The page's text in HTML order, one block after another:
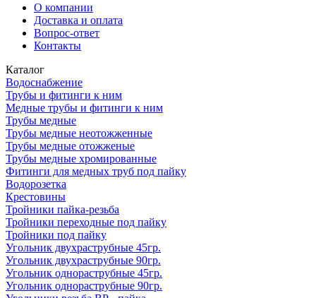
О компании
Доставка и оплата
Вопрос-ответ
Контакты
Каталог
Водоснабжение
Трубы и фитинги к ним
Медные трубы и фитинги к ним
Трубы медные
Трубы медные неотожженные
Трубы медные отожженые
Трубы медные хромированные
Фитинги для медных труб под пайку
Водорозетка
Крестовины
Тройники пайка-резьба
Тройники переходные под пайку
Тройники под пайку
Угольник двухраструбные 45гр.
Угольник двухраструбные 90гр.
Угольник однораструбные 45гр.
Угольник однораструбные 90гр.